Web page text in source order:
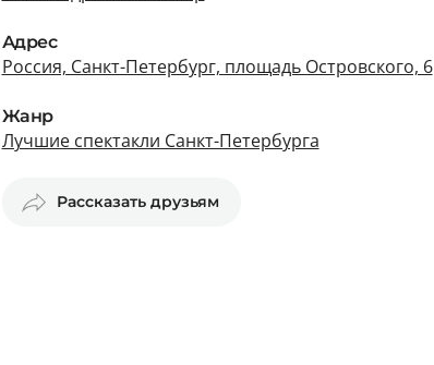
Адрес
Россия, Санкт-Петербург, площадь Островского, 6
Жанр
Лучшие спектакли Санкт-Петербурга
Рассказать друзьям